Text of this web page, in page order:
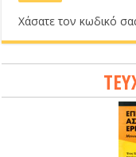
Χάσατε τον κωδικό